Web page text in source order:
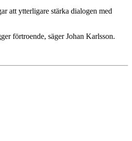
att ytterligare stärka dialogen med
förtroende, säger Johan Karlsson.